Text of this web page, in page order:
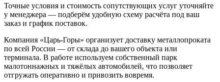
Точные условия и стоимость сопутствующих услуг уточняйте
у менеджера — подберём удобную схему расчёта под ваш
заказ и график поставок.
Компания «Царь-Горы» организует доставку металлопроката
по всей России — от склада до вашего объекта или
терминала. В работе используем собственный парк
малотоннажных и тяжёлых автомобилей, что позволяет
отгружать оперативно и привозить вовремя.